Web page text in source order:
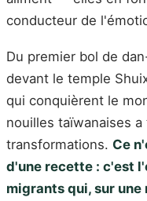
conducteur de
Du premier bol de
devant le temple
qui conquièrent le
nouilles taïwanaises
transformations. Ce
d'une recette : c'est
migrants qui, sur